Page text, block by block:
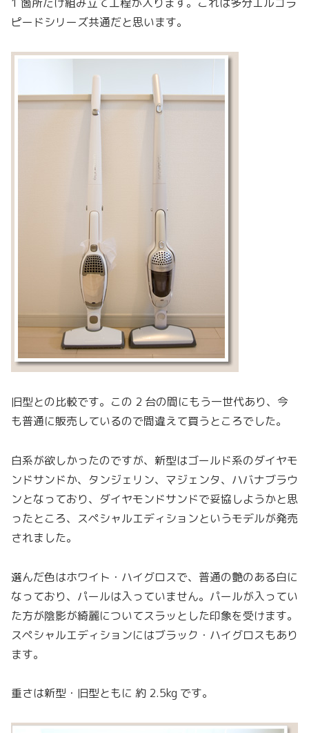
1 箇所だけ組み立て工程が入ります。これは多分エルゴラ
ピードシリーズ共通だと思います。
旧型との比較です。この 2 台の間にもう一世代あり、今
も普通に販売しているので間違えて買うところでした。
白系が欲しかったのですが、新型はゴールド系のダイヤモ
ンドサンドか、タンジェリン、マジェンタ、ハバナブラウ
ンとなっており、ダイヤモンドサンドで妥協しようかと思
ったところ、スペシャルエディションというモデルが発売
されました。
選んだ色はホワイト・ハイグロスで、普通の艶のある白に
なっており、パールは入っていません。パールが入ってい
た方が陰影が綺麗についてスラッとした印象を受けます。
スペシャルエディションにはブラック・ハイグロスもあり
ます。
重さは新型・旧型ともに 約 2.5kg です。